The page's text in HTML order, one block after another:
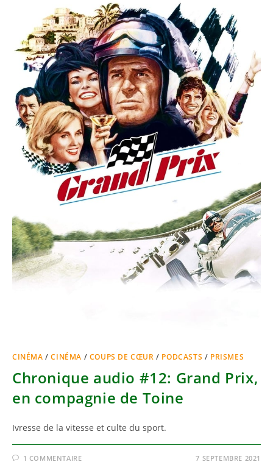
CINÉMA /CINÉMA / COUPS DE CŒUR / PODCASTS / PRISMES
Chronique audio #12: Grand Prix,
en compagnie de Toine
Ivresse de la vitesse et culte du sport.
1 COMMENTAIRE 7 SEPTEMBRE 2021